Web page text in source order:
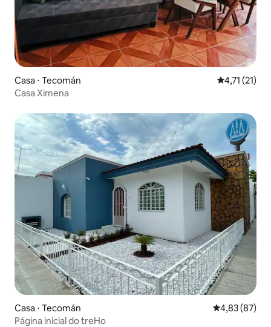
Casa ⋅ Tecomán 4,71 de uma
4,71 (21)
Casa Ximena
Casa ⋅ Tecomán 4,83 de uma
4,83 (87)
Página inicial do treHo